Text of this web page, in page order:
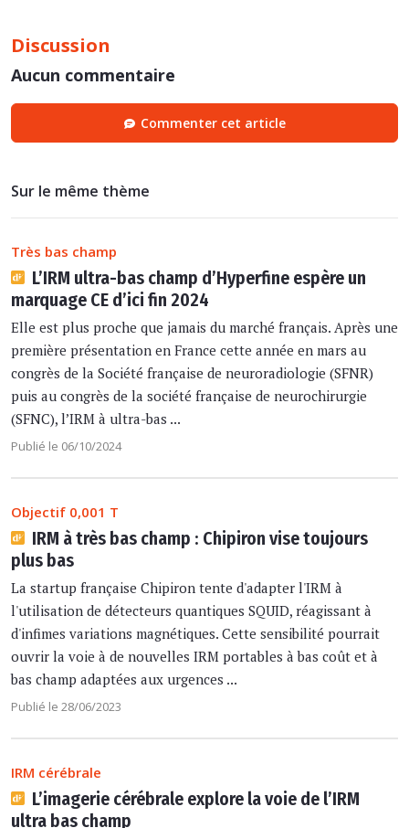
Discussion
Aucun commentaire
Commenter cet article
Sur le même thème
Très bas champ
L’IRM ultra-bas champ d’Hyperfine espère un
marquage CE d’ici fin 2024
Elle est plus proche que jamais du marché français. Après une
première présentation en France cette année en mars au
congrès de la Société française de neuroradiologie (SFNR)
puis au congrès de la société française de neurochirurgie
(SFNC), l’IRM à ultra-bas ...
Publié le 06/10/2024
Objectif 0,001 T
IRM à très bas champ : Chipiron vise toujours
plus bas
La startup française Chipiron tente d'adapter l'IRM à
l'utilisation de détecteurs quantiques SQUID, réagissant à
d'infimes variations magnétiques. Cette sensibilité pourrait
ouvrir la voie à de nouvelles IRM portables à bas coût et à
bas champ adaptées aux urgences ...
Publié le 28/06/2023
IRM cérébrale
L’imagerie cérébrale explore la voie de l’IRM
ultra bas champ